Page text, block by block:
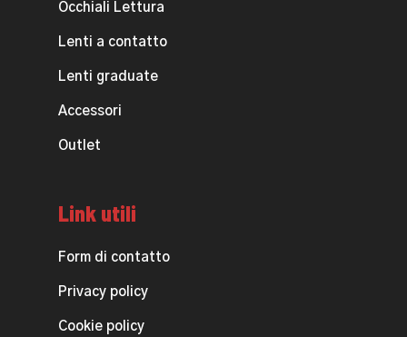
Occhiali Lettura
Lenti a contatto
Lenti graduate
Accessori
Outlet
Link utili
Form di contatto
Privacy policy
Cookie policy